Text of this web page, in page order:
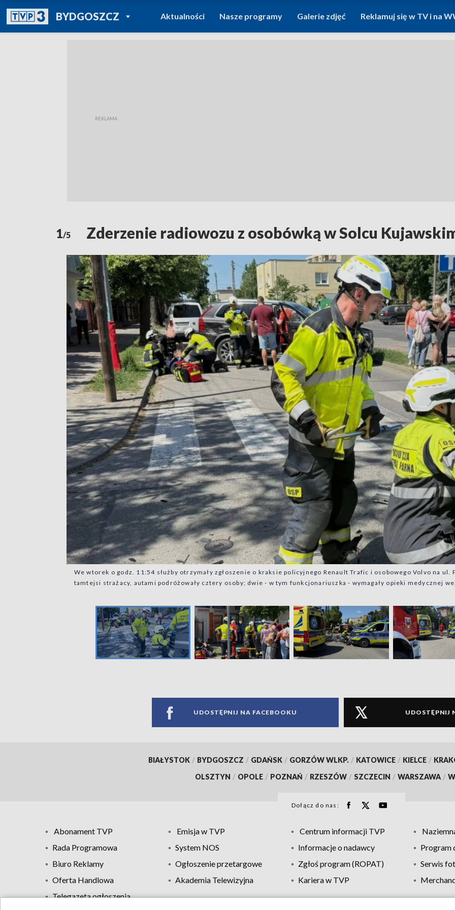
BYDGOSZCZPOWRÓT DO
TVP REGIONY
Aktualności Nasze programy Galerie zdjęć Reklamuj się w TV i na
1/5 Zderzenie radiowozu z osobówką w Solcu
We wtorek o godz. 11:54 służby otrzymały zgłoszenie o kraksie policyjnego Renault Trafic i osobowego Volvo na ul.
tamtejsi strażacy, autami podróżowały cztery osoby; dwie - w tym funkcjonariuszka - wymagały opieki medycznej
UDOSTĘPNIJ NA FACEBOOKU UDOSTĘPNIJ
BIAŁYSTOK / BYDGOSZCZ / GDAŃSK / GORZÓW WLKP. / KATOWICE / KIELCE /
OLSZTYN / OPOLE / POZNAŃ / RZESZÓW / SZCZECIN / WARSZAWA /
Dołącz do nas:
Abonament TVP Emisja w TVP Centrum informacji TVP
Rada Programowa
System NOS Informacje o nadawcy
Program
Biuro Reklamy
Ogłoszenie przetargowe Zgłoś program (ROPAT)
Serwis
Oferta Handlowa
Akademia Telewizyjna Kariera w TVP
Telegazeta ogłoszenia